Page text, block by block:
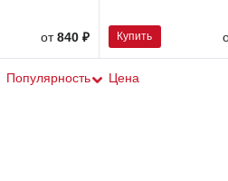
от840 ₽ Купить
Популярность Цена